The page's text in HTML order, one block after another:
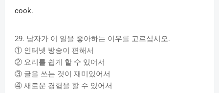
cook.
29. 남자가 이 일을 좋아하는 이우를 고르십시오.
① 인터넷 방송이
편해서
② 요리를 쉽게 할 수 있어서
③ 글을 쓰는 것이 재미있어서
④ 새로운 경험을 할 수 있어서